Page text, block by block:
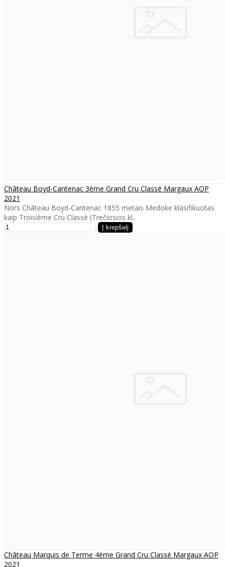
Château Boyd-Cantenac 3ème Grand Cru Classé Margaux AOP
2021
Nors Château Boyd-Cantenac 1855 metais Medoke klasifikuotas
kaip Troisième Cru Classé (Trečiosios kl..
Château Marquis de Terme 4ème Grand Cru Classé Margaux AOP
2021